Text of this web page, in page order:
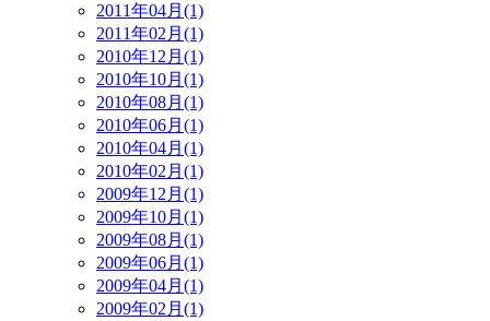
2011年04月(1)
2011年02月(1)
2010年12月(1)
2010年10月(1)
2010年08月(1)
2010年06月(1)
2010年04月(1)
2010年02月(1)
2009年12月(1)
2009年10月(1)
2009年08月(1)
2009年06月(1)
2009年04月(1)
2009年02月(1)